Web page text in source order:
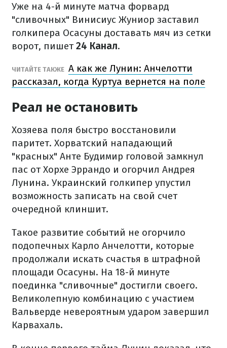
Уже на 4-й минуте матча форвард
"сливочных" Винисиус Жуниор заставил
голкипера Осасуны доставать мяч из сетки
ворот, пишет24 Канал.
ЧИТАЙТЕ ТАКЖЕ А как же Лунин: Анчелотти
рассказал, когда Куртуа вернется на поле
Реал не остановить
Хозяева поля быстро восстановили
паритет. Хорватский нападающий
"красных" Анте Будимир головой замкнул
пас от Хорхе Эррандо и огорчил Андрея
Лунина. Украинский голкипер упустил
возможность записать на свой счет
очередной клиншит.
Такое развитие событий не огорчило
подопечных Карло Анчелотти, которые
продолжали искать счастья в штрафной
площади Осасуны. На 18-й минуте
поединка "сливочные" достигли своего.
Великолепную комбинацию с участием
Вальверде невероятным ударом завершил
Карвахаль.